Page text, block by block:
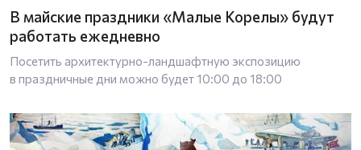
В майские праздники «Малые Корелы» будут
работать ежедневно
Посетить архитектурно-ландшафтную экспозицию
в праздничные дни можно будет 10:00 до 18:00